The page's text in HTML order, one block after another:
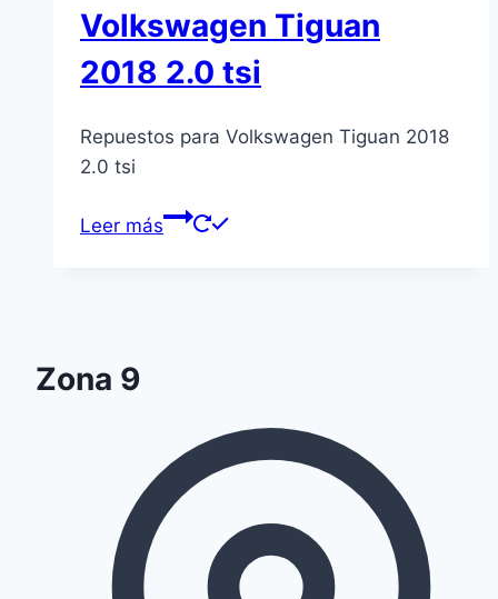
Volkswagen Tiguan
2018 2.0 tsi
Repuestos para Volkswagen Tiguan 2018
2.0 tsi
Leer más
Zona 9